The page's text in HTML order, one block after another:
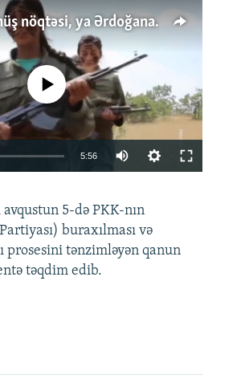
Türkiyənin dönüş nöqtəsi, ya Ərdoğana üçüncü şans: PKK ilə qəfil barışıq nə deməkdir?
240p 360p 480p
720p 1080p
source currently available
5:56
360p
480p
5-də PKK-nın
buraxılması və
prosesini tənzimləyən qanun
təqdim edib.